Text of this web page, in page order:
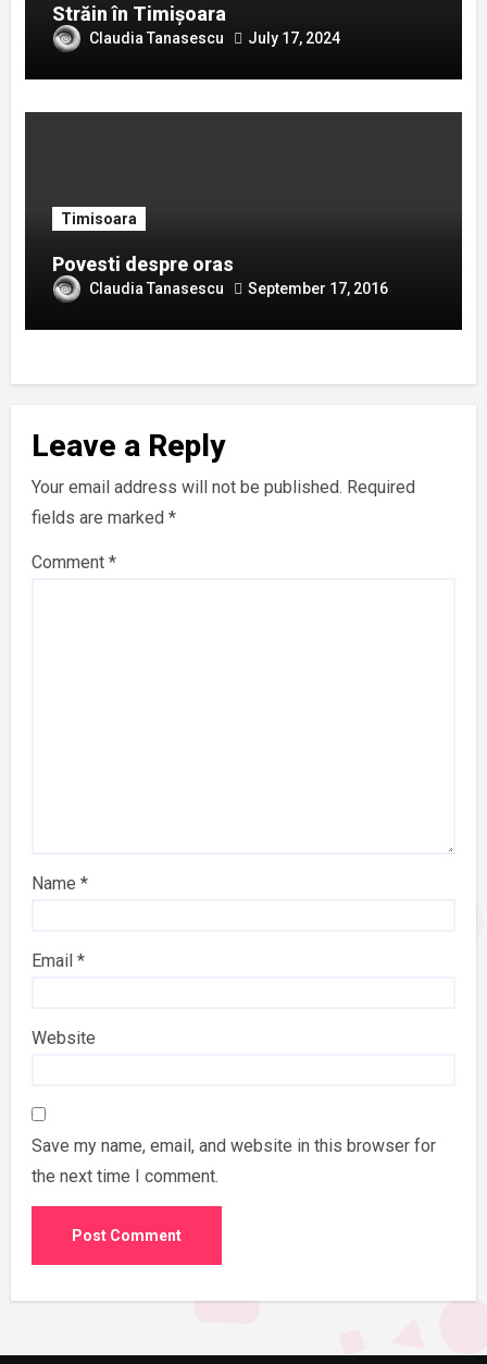
Străin în Timișoara
Claudia Tanasescu July 17, 2024
Timisoara
Povesti despre oras
Claudia Tanasescu September 17, 2016
Leave a Reply
Your email address will not be published. Required
fields are marked*
Comment*
Name*
Email*
Website
Save my name, email, and website in this browser for
the next time I comment.